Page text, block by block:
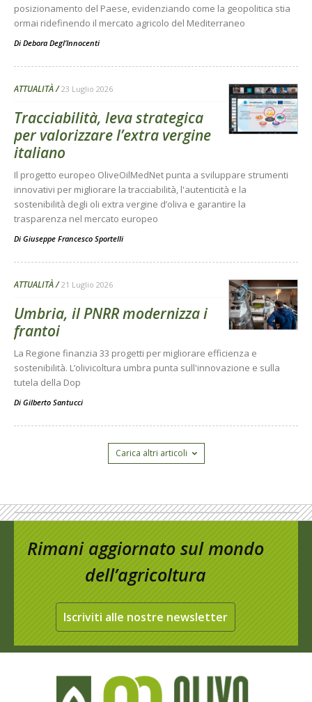
posizionamento del Paese, evidenziando come la geopolitica stia
ormai ridefinendo il mercato agricolo del Mediterraneo
Di Debora Degl’Innocenti
ATTUALITÀ 23 Luglio 2026
Tracciabilità, leva strategica
per valorizzare l’extra vergine
italiano
Il progetto europeo OliveOilMedNet punta a sviluppare strumenti
innovativi per migliorare la tracciabilità, l'autenticità e la
sostenibilità degli oli extra vergine d’oliva e garantire la
trasparenza nel mercato europeo
Di Giuseppe Francesco Sportelli
ATTUALITÀ 21 Luglio 2026
Umbria, il PNRR modernizza i
frantoi
La Regione finanzia 33 progetti per migliorare efficienza e
sostenibilità. L’olivicoltura umbra punta sull'innovazione e sulla
tutela della Dop
Di Gilberto Santucci
Carica altri articoli
Rimani aggiornato sul mondo
dell’agricoltura
Iscriviti alle nostre newsletter